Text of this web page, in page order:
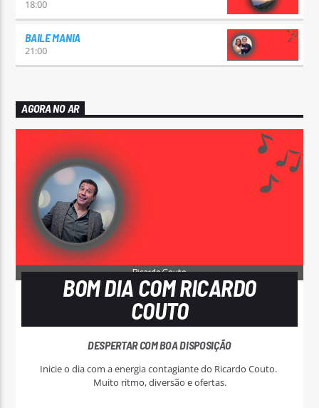
18:00
BAILE MANIA
21:00
AGORA NO AR
BOM DIA COM RICARDO
COUTO
DESPERTAR COM BOA DISPOSIÇÃO
Inicie o dia com a energia contagiante do Ricardo Couto.
Muito ritmo, diversão e ofertas.